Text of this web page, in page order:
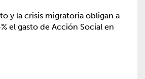
y la crisis migratoria obligan a
el gasto de Acción Social en